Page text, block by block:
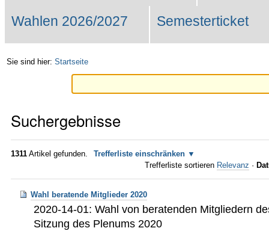
Wahlen 2026/2027 Semesterticket
Sie sind hier: Startseite
Suchergebnisse
1311 Artikel gefunden.
Trefferliste einschränken
Trefferliste sortieren Relevanz ·
Wahl beratende Mitglieder 2020
2020-14-01: Wahl von beratenden Mitgliedern
Sitzung des Plenums 2020